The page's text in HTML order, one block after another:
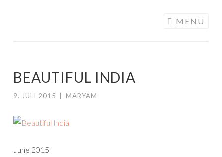
MENU
BEAUTIFUL INDIA
9. JULI 2015 MARYAM
June 2015